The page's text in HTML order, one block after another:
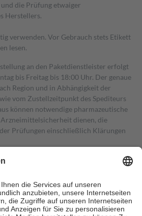
die Prüfung etwaiger
Herstellers.
verwenden. Vor Gebrauch stets Etikett
lesen.
an den Paketdienstleister erfolgt
bis Freitag bis 18:00 Uhr. Der genaue
Region und in Abhängigkeit der
vom Zustellzeitpunkt des Spediteurs
können notwendige pharmazeutische
dienen, die
Prüfungen einschließlich Klärungen
Medikamente stellt der Arzt ein
übernimmt in der Regel die
trägt einen Teil davon als Zuzahlung
Zuzahlungen in Höhe von zehn